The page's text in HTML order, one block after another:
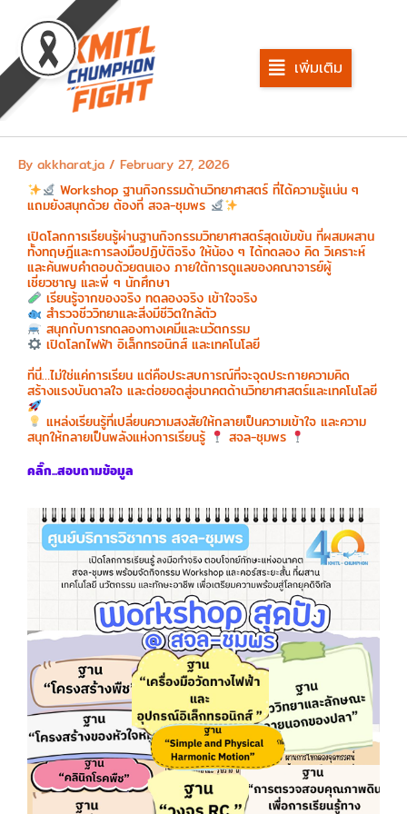
content
เพิ่มเติม
By akkharat.ja / February 27, 2026
Workshop ฐานกิจกรรมด้านวิทยาศาสตร์ ที่ได้ความรู้แน่น ๆ
แถมยังสนุกด้วย ต้องที่ สจล-ชุมพร
เปิดโลกการเรียนรู้ผ่านฐานกิจกรรมวิทยาศาสตร์สุดเข้มข้น ที่ผสมผสาน
ทั้งทฤษฎีและการลงมือปฏิบัติจริง ให้น้อง ๆ ได้ทดลอง คิด วิเคราะห์
และค้นพบคำตอบด้วยตนเอง ภายใต้การดูแลของคณาจารย์ผู้
เชี่ยวชาญ และพี่ ๆ นักศึกษา
เรียนรู้จากของจริง ทดลองจริง เข้าใจจริง
สำรวจชีววิทยาและสิ่งมีชีวิตใกล้ตัว
สนุกกับการทดลองทางเคมีและนวัตกรรม
เปิดโลกไฟฟ้า อิเล็กทรอนิกส์ และเทคโนโลยี
ที่นี่…ไม่ใช่แค่การเรียน แต่คือประสบการณ์ที่จะจุดประกายความคิด
สร้างแรงบันดาลใจ และต่อยอดสู่อนาคตด้านวิทยาศาสตร์และเทคโนโลยี
แหล่งเรียนรู้ที่เปลี่ยนความสงสัยให้กลายเป็นความเข้าใจ และความ
สนุกให้กลายเป็นพลังแห่งการเรียนรู้
สจล-ชุมพร
คลิ๊ก...สอบถามข้อมูล